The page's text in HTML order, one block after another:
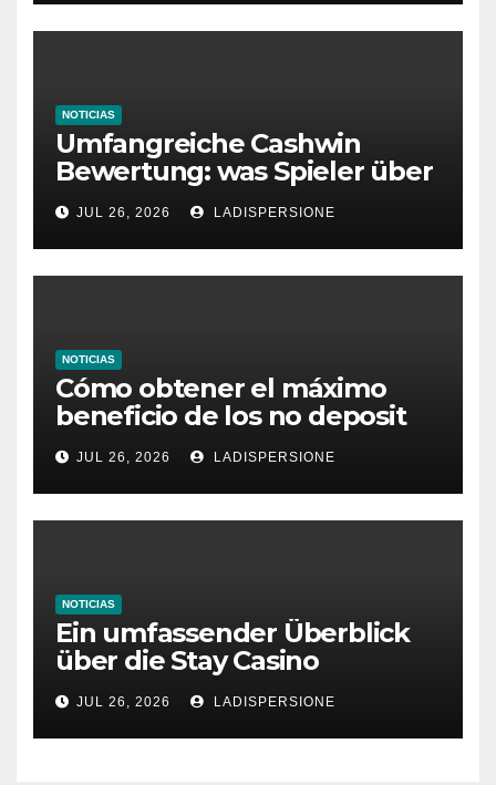
NOTICIAS
Umfangreiche Cashwin
Bewertung: was Spieler über
dieses Casino denken
JUL 26, 2026 LADISPERSIONE
NOTICIAS
Cómo obtener el máximo
beneficio de los no deposit
bonus codes de roby casino
JUL 26, 2026 LADISPERSIONE
NOTICIAS
Ein umfassender Überblick
über die Stay Casino
Bonusbedingungen
JUL 26, 2026 LADISPERSIONE